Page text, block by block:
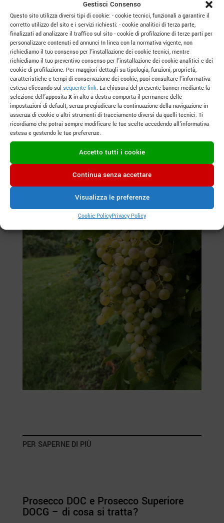
Gestisci Consenso
Questo sito utilizza diversi tipi di cookie: - cookie tecnici, funzionali a garantire il
corretto utilizzo del sito e i servizi richiesti; - cookie analitici di terza parte,
finalizzati ad analizzare il traffico sul sito - cookie di profilazione di terze parti per
personalizzare contenuti ed annunci In linea con la normativa vigente, non
richiediamo il tuo consenso per l’installazione dei cookie tecnici, mentre
richiediamo il tuo preventivo consenso per l’installazione dei cookie analitici e dei
cookie di profilazione. Per maggiori dettagli su tipologia, funzioni, proprietà,
caratteristiche e tempi di conservazione dei cookie, puoi consultare l’informativa
estesa cliccando sul seguente link. La chiusura del presente banner mediante la
selezione dell’apposita X in alto a destra comporta il permanere delle
impostazioni di default, senza pregiudicare la continuazione della navigazione in
assenza di cookie o altri strumenti di tracciamento diversi da quelli tecnici. Ti
ricordiamo che potrai sempre modificare le tue scelte accedendo all’informativa
estesa e gestendo le tue preferenze.
Accetto tutti i cookie
Continua senza accettare
Visualizza le preferenze
Cookie PolicyPrivacy Policy
Conegliano Valdobbiadene DOCG. ZB, un Extra Brut
con meno di 3 g/L di residuo zuccherino, offre
un’esperienza intensa, secca e minerale, per chi
cerca purezza e carattere. Brut Bajo, con 8 g/L di
residuo zuccherino, porta una morbidezza fruttata, con
note di mela e pera che invitano alla convivialità.
Insieme, questi tre vini—ciascuno con la sua
personalità distinta—formano una collezione che
rappresenta l’intero spettro di ciò che questo
territorio può offrire. Per cogliere appieno l’essenza
del Prosecco Superiore DOCG, è imprescindibile
assaggiarli tutti: l’intensità di ZB, l’equilibrio di Brù e
l’accessibilità di Brut Bajo dipingono un ritratto
completo di questa regione iconica.
PER SAPERNE DI PIÙ
Prosecco DOC e Prosecco Superiore
DOCG – di cosa si tratta?